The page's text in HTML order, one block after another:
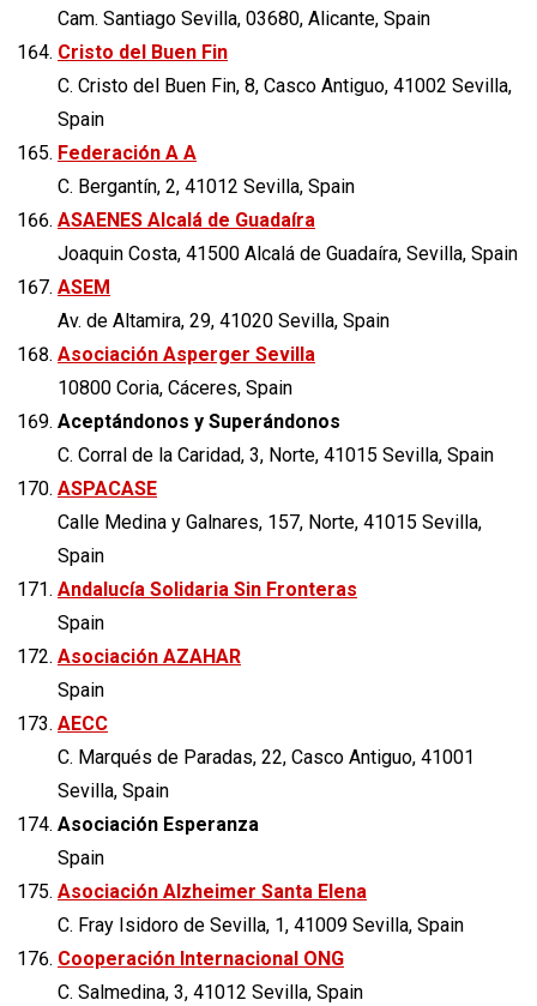
Cam. Santiago Sevilla, 03680, Alicante, Spain
Cristo del Buen Fin
C. Cristo del Buen Fin, 8, Casco Antiguo, 41002 Sevilla,
Spain
Federación A A
C. Bergantín, 2, 41012 Sevilla, Spain
ASAENES Alcalá de Guadaíra
Joaquin Costa, 41500 Alcalá de Guadaíra, Sevilla, Spain
ASEM
Av. de Altamira, 29, 41020 Sevilla, Spain
Asociación Asperger Sevilla
10800 Coria, Cáceres, Spain
Aceptándonos y Superándonos
C. Corral de la Caridad, 3, Norte, 41015 Sevilla, Spain
ASPACASE
Calle Medina y Galnares, 157, Norte, 41015 Sevilla,
Spain
Andalucía Solidaria Sin Fronteras
Spain
Asociación AZAHAR
Spain
AECC
C. Marqués de Paradas, 22, Casco Antiguo, 41001
Sevilla, Spain
Asociación Esperanza
Spain
Asociación Alzheimer Santa Elena
C. Fray Isidoro de Sevilla, 1, 41009 Sevilla, Spain
Cooperación Internacional ONG
C. Salmedina, 3, 41012 Sevilla, Spain